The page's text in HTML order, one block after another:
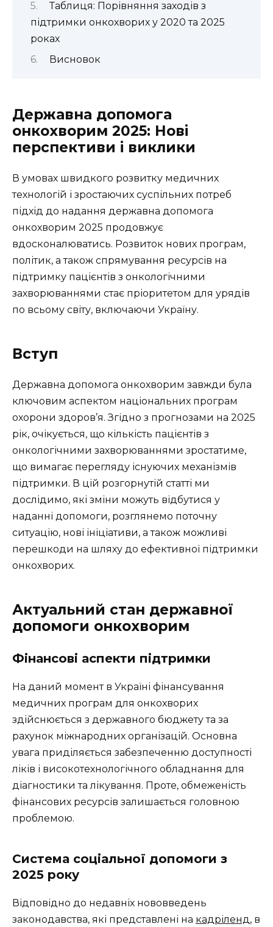
Таблиця: Порівняння заходів з
підтримки онкохворих у 2020 та 2025
роках
Висновок
Державна допомога
онкохворим 2025: Нові
перспективи і виклики
В умовах швидкого розвитку медичних
технологій і зростаючих суспільних потреб
підхід до надання державна допомога
онкохворим 2025 продовжує
вдосконалюватись. Розвиток нових програм,
політик, а також спрямування ресурсів на
підтримку пацієнтів з онкологічними
захворюваннями стає пріоритетом для урядів
по всьому світу, включаючи Україну.
Вступ
Державна допомога онкохворим завжди була
ключовим аспектом національних програм
охорони здоров’я. Згідно з прогнозами на 2025
рік, очікується, що кількість пацієнтів з
онкологічними захворюваннями зростатиме,
що вимагає перегляду існуючих механізмів
підтримки. В цій розгорнутій статті ми
дослідимо, які зміни можуть відбутися у
наданні допомоги, розглянемо поточну
ситуацію, нові ініціативи, а також можливі
перешкоди на шляху до ефективної підтримки
онкохворих.
Актуальний стан державної
допомоги онкохворим
Фінансові аспекти підтримки
На даний момент в Україні фінансування
медичних програм для онкохворих
здійснюється з державного бюджету та за
рахунок міжнародних організацій. Основна
увага приділяється забезпеченню доступності
ліків і високотехнологічного обладнання для
діагностики та лікування. Проте, обмеженість
фінансових ресурсів залишається головною
проблемою.
Система соціальної допомоги з
2025 року
Відповідно до недавніх нововведень
законодавства, які представлені на кадріленд, в